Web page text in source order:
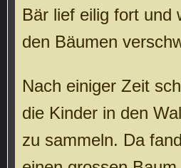
Bär lief eilig fort und
den Bäumen
Nach einiger Zeit
die Kinder in den
zu sammeln. Da